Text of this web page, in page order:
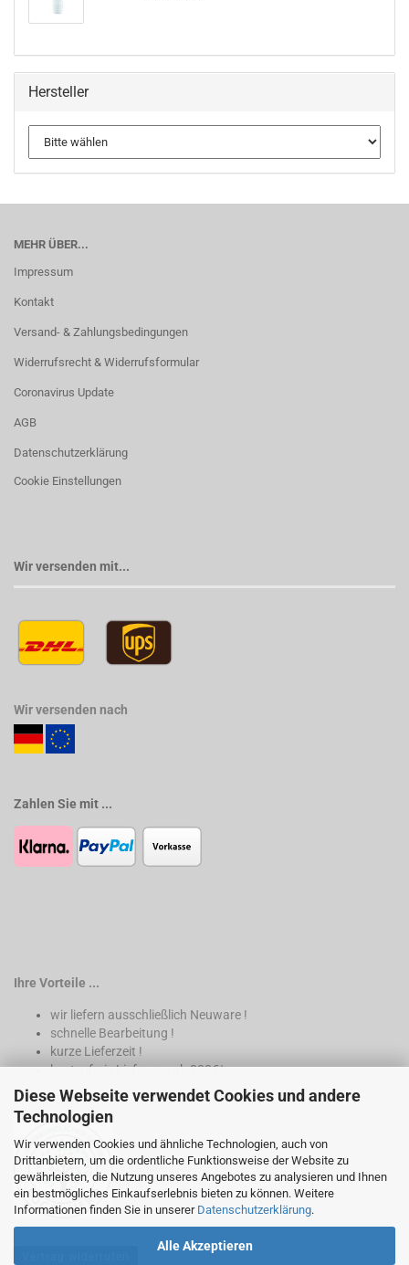
Diese Webseite verwendet Cookies und andere
Technologien
Wir verwenden Cookies und ähnliche Technologien, auch von
Drittanbietern, um die ordentliche Funktionsweise der Website zu
gewährleisten, die Nutzung unseres Angebotes zu analysieren und Ihnen
ein bestmögliches Einkaufserlebnis bieten zu können. Weitere
Informationen finden Sie in unserer Datenschutzerklärung.
Alle Akzeptieren
Hersteller
MEHR ÜBER...
Impressum
Kontakt
Versand- & Zahlungsbedingungen
Widerrufsrecht & Widerrufsformular
Coronavirus Update
AGB
Datenschutzerklärung
Cookie Einstellungen
Wir versenden mit...
Wir versenden nach
Zahlen Sie mit ...
Ihre Vorteile ...
wir liefern ausschließlich Neuware !
schnelle Bearbeitung !
kurze Lieferzeit !
kostenfreie Lieferung ab 200€*
* nur innerhalb Deutschland